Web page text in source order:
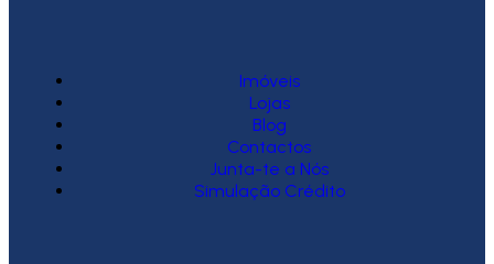
Imóveis
Lojas
Blog
Contactos
Junta-te a Nós
Simulação Crédito